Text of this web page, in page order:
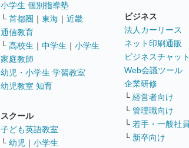
小学生 個別指導塾
└ 首都圏 ｜ 東海 ｜ 近畿
通信教育
└ 高校生 ｜ 中学生 ｜ 小学生
家庭教師
幼児・小学生 学習教室
幼児教室 知育
スクール
子ども英語教室
└ 幼児 ｜ 小学生
ビジネス
法人カーリース
ネット印刷通販
ビジネスチャッ
Web会議ツール
企業研修
└ 経営者向け
└ 管理職向け
└ 若手・一般社
└ 新卒向け